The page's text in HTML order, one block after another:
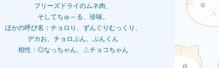
フリーズドライのムネ肉、
そしてちゅ～る、珍味。
ほかの呼び名：チョロり、ずんぐりむっくり、
デカお、チョロぷん、ぷんくん
相性： ◎なっちゃん、△チョコちゃん